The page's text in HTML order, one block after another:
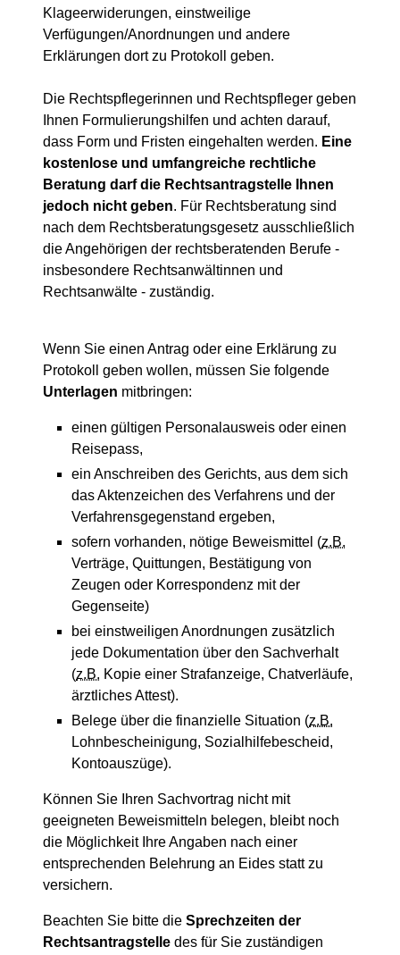
Klageerwiderungen, einstweilige
Verfügungen/Anordnungen und andere
Erklärungen dort zu Protokoll geben.
Die Rechtspflegerinnen und Rechtspfleger geben
Ihnen Formulierungshilfen und achten darauf,
dass Form und Fristen eingehalten werden. Eine
kostenlose und umfangreiche rechtliche
Beratung darf die Rechtsantragstelle Ihnen
jedoch nicht geben. Für Rechtsberatung sind
nach dem Rechtsberatungsgesetz ausschließlich
die Angehörigen der rechtsberatenden Berufe -
insbesondere Rechtsanwältinnen und
Rechtsanwälte - zuständig.
Wenn Sie einen Antrag oder eine Erklärung zu
Protokoll geben wollen, müssen Sie folgende
Unterlagen mitbringen:
einen gültigen Personalausweis oder einen
Reisepass,
ein Anschreiben des Gerichts, aus dem sich
das Aktenzeichen des Verfahrens und der
Verfahrensgegenstand ergeben,
sofern vorhanden, nötige Beweismittel (z.B.
Verträge, Quittungen, Bestätigung von
Zeugen oder Korrespondenz mit der
Gegenseite)
bei einstweiligen Anordnungen zusätzlich
jede Dokumentation über den Sachverhalt
(z.B. Kopie einer Strafanzeige, Chatverläufe,
ärztliches Attest).
Belege über die finanzielle Situation (z.B.
Lohnbescheinigung, Sozialhilfebescheid,
Kontoauszüge).
Können Sie Ihren Sachvortrag nicht mit
geeigneten Beweismitteln belegen, bleibt noch
die Möglichkeit Ihre Angaben nach einer
entsprechenden Belehrung an Eides statt zu
versichern.
Beachten Sie bitte die Sprechzeiten der
Rechtsantragstelle des für Sie zuständigen